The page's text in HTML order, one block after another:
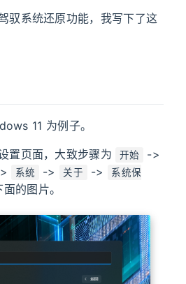
驭系统还原功能，我写下了这
11 为例子。
置页面，大致步骤为 开始 ->
系统 -> 关于 ->
系统保
的图片。